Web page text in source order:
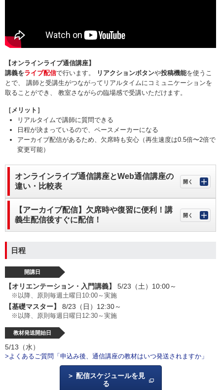
【オンラインライブ通信講座】
講義をライブ配信で行います。 リアクションボタンや投稿機能を使うこ
とで、 講師と受講生がつながってリアルタイムにコミュニケーションを
取ることができ、 教室さながらの臨場感で受講いただけます。
［メリット］
リアルタイムで講師に質問できる
日程が決まっているので、ペースメーカーになる
アーカイブ配信があるため、欠席時も安心（再生速度は0.5倍〜2倍で
変更可能）
オンラインライブ通信講座とWeb通信講座の
違い・比較表
【アーカイブ配信】欠席時や復習に便利！講
義生配信後すぐに配信！
日程
開講日
【オリエンテーション・入門講義】 5/23（土）10:00～
※以降、原則毎週土曜日10:00～実施
【基礎マスター】 8/23（日）12:30～
※以降、原則毎週日曜日12:30～実施
教材発送開始日
5/13（水）
>よくあるご質問「申込み後、通信講座の教材はいつ発送されますか」
配信スケジュールを見
る